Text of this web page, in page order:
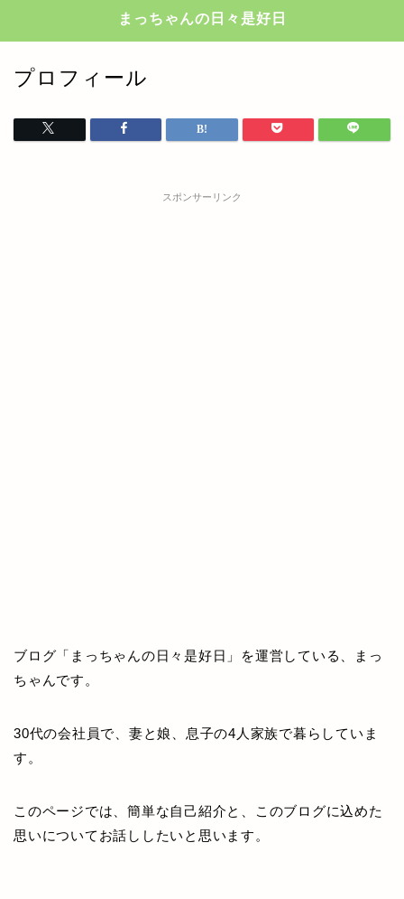
まっちゃんの日々是好日
プロフィール
スポンサーリンク
ブログ「まっちゃんの日々是好日」を運営している、まっ
ちゃんです。
30代の会社員で、妻と娘、息子の4人家族で暮らしていま
す。
このページでは、簡単な自己紹介と、このブログに込めた
思いについてお話ししたいと思います。